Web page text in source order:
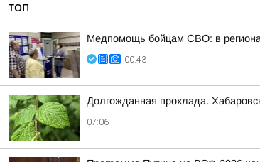
ТОП
Медпомощь бойцам СВО: в
00:43
Долгожданная прохлада.
07:06